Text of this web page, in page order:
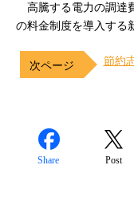
高騰する電力の調達
の料金制度を導入する
節約
Share Post